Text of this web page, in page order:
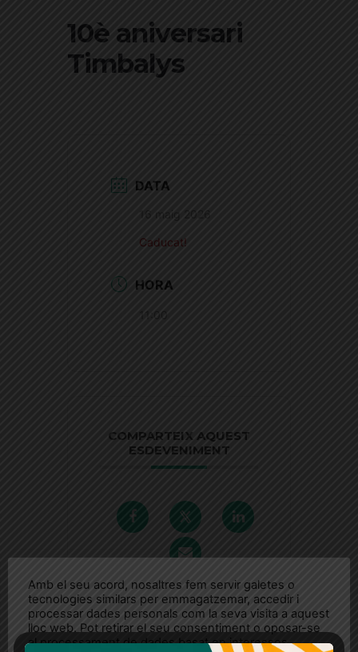
10è aniversari
Timbalys
DATA
16 maig 2026
Caducat!
HORA
11:00
COMPARTEIX AQUEST
ESDEVENIMENT
Amb el seu acord, nosaltres fem servir galetes o
tecnologies similars per emmagatzemar, accedir i
processar dades personals com la seva visita a aquest
lloc web. Pot retirar el seu consentiment o oposar-se
al processament de dades basat en interessos